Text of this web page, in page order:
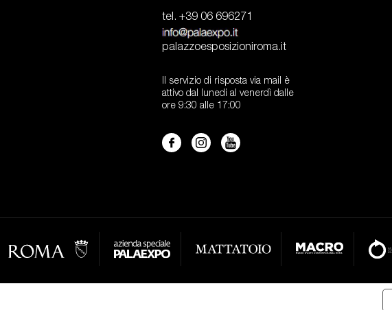
tel. +39 06 696271
palazzoesposizioniroma.it
Il servizio di risposta via mail è
attivo dal lunedi al venerdì dalle
ore 9:30 alle 17:00